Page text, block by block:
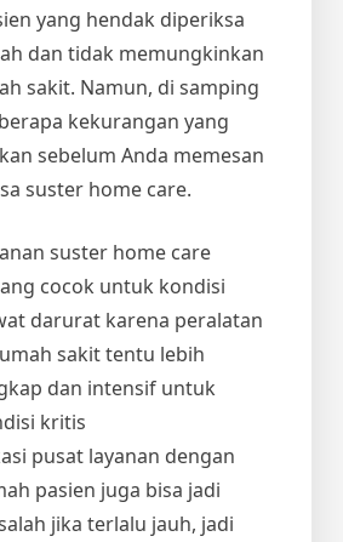
yang hendak diperiksa
dan tidak memungkinkan
sakit. Namun, di samping
kekurangan yang
sebelum Anda memesan
suster home care.
suster home care
cocok untuk kondisi
darurat karena peralatan
sakit tentu lebih
dan intensif untuk
kritis
pusat layanan dengan
pasien juga bisa jadi
jika terlalu jauh, jadi